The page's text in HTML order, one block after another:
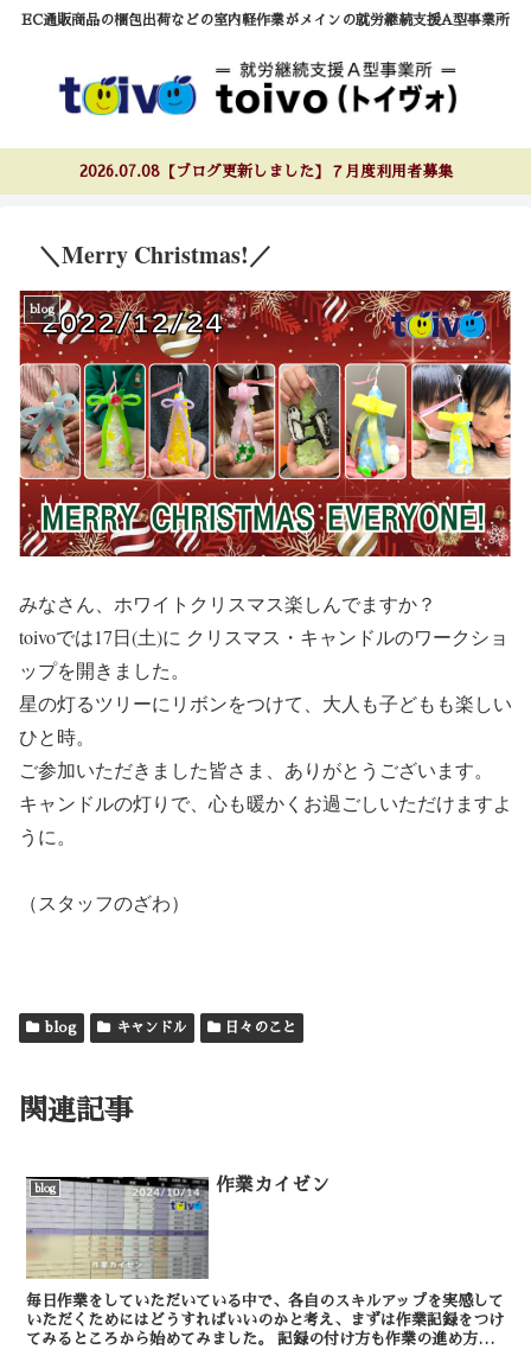
EC通販商品の梱包出荷などの室内軽作業がメインの就労継続支援A型事業所
2026.07.08【ブログ更新しました】７月度利用者募集
＼Merry Christmas!／
blog
みなさん、ホワイトクリスマス楽しんでますか？
toivoでは17日(土)に クリスマス・キャンドルのワークショ
ップを開きました。
星の灯るツリーにリボンをつけて、大人も子どもも楽しい
ひと時。
ご参加いただきました皆さま、ありがとうございます。
キャンドルの灯りで、心も暖かくお過ごしいただけますよ
うに。
（スタッフのざわ）
blog キャンドル 日々のこと
関連記事
blog 作業カイゼン
毎日作業をしていただいている中で、各自のスキルアップを実感して
いただくためにはどうすればいいのかと考え、まずは作業記録をつけ
てみるところから始めてみました。 記録の付け方も作業の進め方